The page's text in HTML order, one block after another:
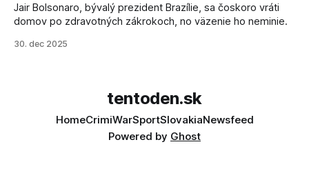
Jair Bolsonaro, bývalý prezident Brazílie, sa čoskoro vráti
domov po zdravotných zákrokoch, no väzenie ho neminie.
30. dec 2025
tentoden.sk
HomeCrimiWarSportSlovakiaNewsfeed
Powered by Ghost